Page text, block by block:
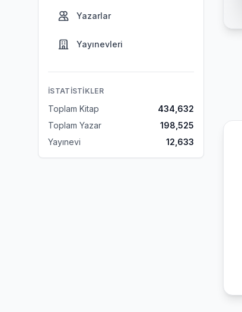
Yazarlar
Yayınevleri
İSTATISTIKLER
Toplam Kitap
434,632
Toplam Yazar
198,525
Yayınevi
12,633